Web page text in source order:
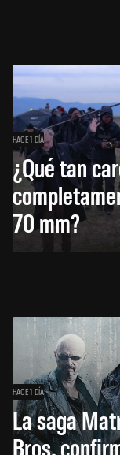
HACE 1 DÍA
¿Qué tan
70 mm?
HACE 1 DÍA
La saga
Bros.